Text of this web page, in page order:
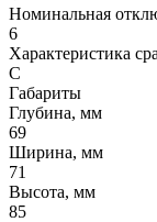
Номинальная
6
Характеристика
C
Габариты
Глубина, мм
69
Ширина, мм
71
Высота, мм
85